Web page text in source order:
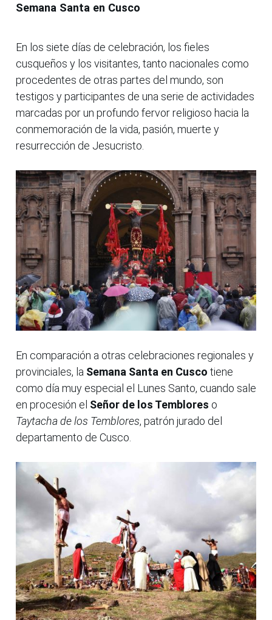
Semana Santa en Cusco
En los siete días de celebración, los fieles
cusqueños y los visitantes, tanto nacionales como
procedentes de otras partes del mundo, son
testigos y participantes de una serie de actividades
marcadas por un profundo fervor religioso hacia la
conmemoración de la vida, pasión, muerte y
resurrección de Jesucristo.
En comparación a otras celebraciones regionales y
provinciales, la Semana Santa en Cusco tiene
como día muy especial el Lunes Santo, cuando sale
en procesión el Señor de los Temblores o
Taytacha de los Temblores, patrón jurado del
departamento de Cusco.